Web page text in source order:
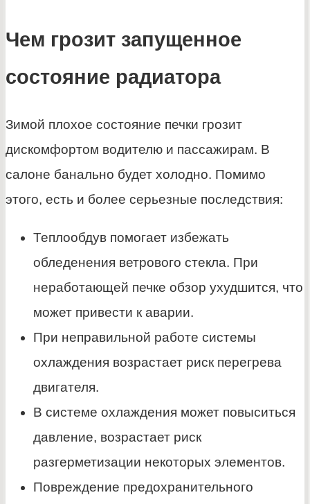
Чем грозит запущенное
состояние радиатора
Зимой плохое состояние печки грозит
дискомфортом водителю и пассажирам. В
салоне банально будет холодно. Помимо
этого, есть и более серьезные последствия:
Теплообдув помогает избежать
обледенения ветрового стекла. При
неработающей печке обзор ухудшится, что
может привести к аварии.
При неправильной работе системы
охлаждения возрастает риск перегрева
двигателя.
В системе охлаждения может повыситься
давление, возрастает риск
разгерметизации некоторых элементов.
Повреждение предохранительного